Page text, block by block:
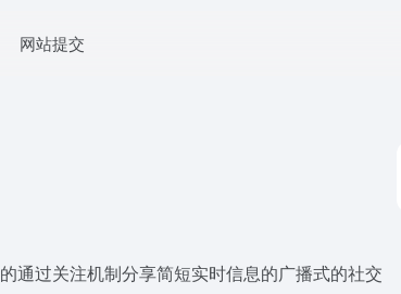
网站提交
通过关注机制分享简短实时信息的广播式的社交